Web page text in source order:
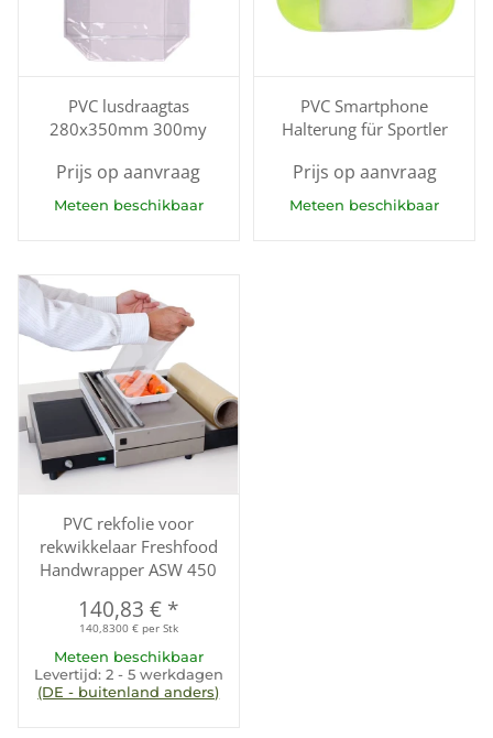
PVC lusdraagtas
280x350mm 300my
Prijs op aanvraag
Meteen beschikbaar
PVC Smartphone
Halterung für Sportler
Prijs op aanvraag
Meteen beschikbaar
PVC rekfolie voor
rekwikkelaar Freshfood
Handwrapper ASW 450
140,83 € *
140,8300 € per Stk
Meteen beschikbaar
Levertijd: 2 - 5 werkdagen
(DE - buitenland anders)